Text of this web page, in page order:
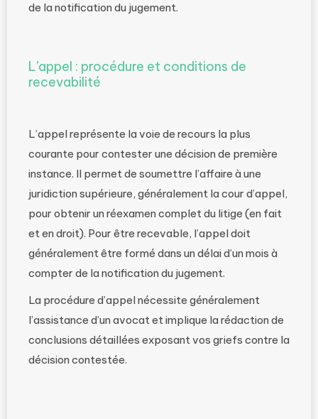
de la notification du jugement.
L’appel : procédure et conditions de
recevabilité
L’appel représente la voie de recours la plus
courante pour contester une décision de première
instance. Il permet de soumettre l’affaire à une
juridiction supérieure, généralement la cour d’appel,
pour obtenir un réexamen complet du litige (en fait
et en droit). Pour être recevable, l’appel doit
généralement être formé dans un délai d’un mois à
compter de la notification du jugement.
La procédure d’appel nécessite généralement
l’assistance d’un avocat et implique la rédaction de
conclusions détaillées exposant vos griefs contre la
décision contestée.